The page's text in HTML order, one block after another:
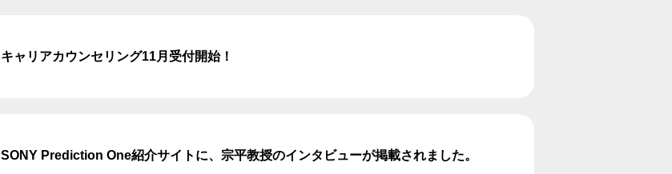
キャリアカウンセリング11月受付開始！
SONY Prediction One紹介サイトに、宗平教授のインタビューが掲載されました。